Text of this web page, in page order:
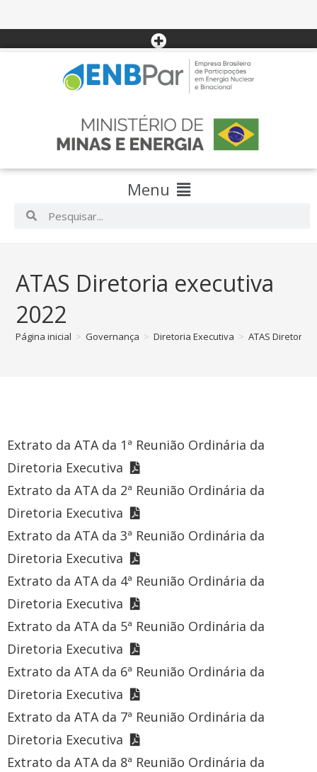
Menu
ATAS Diretoria executiva
2022
Página inicial > Governança > Diretoria Executiva > ATAS Diretoria
Extrato da ATA da 1ª Reunião Ordinária da
Diretoria Executiva
Extrato da ATA da 2ª Reunião Ordinária da
Diretoria Executiva
Extrato da ATA da 3ª Reunião Ordinária da
Diretoria Executiva
Extrato da ATA da 4ª Reunião Ordinária da
Diretoria Executiva
Extrato da ATA da 5ª Reunião Ordinária da
Diretoria Executiva
Extrato da ATA da 6ª Reunião Ordinária da
Diretoria Executiva
Extrato da ATA da 7ª Reunião Ordinária da
Diretoria Executiva
Extrato da ATA da 8ª Reunião Ordinária da